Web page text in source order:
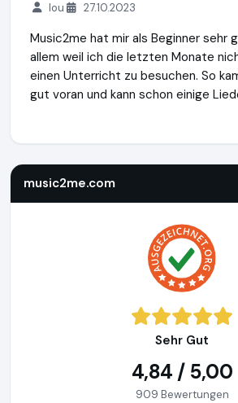
lou 27.10.2023
Music2me hat mir als Beginner sehr
allem weil ich die letzten Monate
einen Unterricht zu besuchen. So
gut voran und kann schon einige
music2me.com
Sehr Gut
4,84 / 5,00
909 Bewertungen